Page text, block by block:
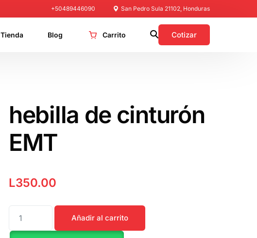
+50489446090 San Pedro Sula 21102, Honduras
Tienda Blog Carrito Cotizar
hebilla de cinturón
EMT
L350.00
Añadir al carrito